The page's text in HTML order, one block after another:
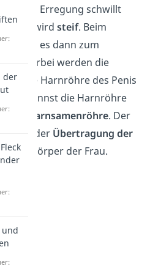
sexuelle Erregung schwillt
und wird steif. Beim
kommt es dann zum
. Hierbei werden die
über die Harnröhre des Penis
Du nennst die Harnröhre
Harnsamenröhre. Der
dabei der Übertragung der
in den Körper der Frau.
der
und